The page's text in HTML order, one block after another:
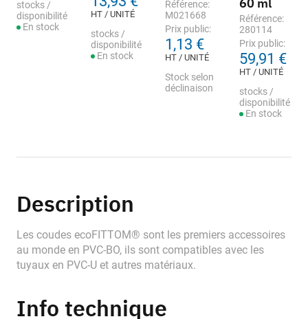
stocks /
disponibilité
En stock
HT / UNITÉ
stocks /
disponibilité
En stock
Référence:
M021668
Prix public:
1,13 €
HT / UNITÉ
Stock selon
déclinaison
60 ml
Référence:
280114
Prix public:
59,91 €
HT / UNITÉ
stocks /
disponibilité
En stock
Description
Les coudes ecoFITTOM® sont les premiers accessoires
au monde en PVC-BO, ils sont compatibles avec les
tuyaux en PVC-U et autres matériaux.
Info technique